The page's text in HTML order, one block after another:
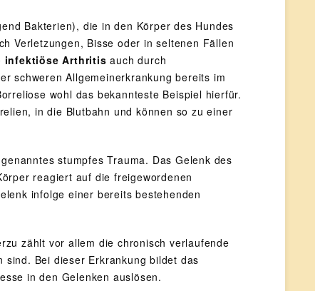
Bakterien), die in den Körper des Hundes
Verletzungen, Bisse oder in seltenen Fällen
infektiöse Arthritis auch durch
schweren Allgemeinerkrankung bereits im
wohl das bekannteste Beispiel hierfür.
in die Blutbahn und können so zu einer
stumpfes Trauma. Das Gelenk des
reagiert auf die freigewordenen
infolge einer bereits bestehenden
zählt vor allem die chronisch verlaufende
Bei dieser Erkrankung bildet das
in den Gelenken auslösen.